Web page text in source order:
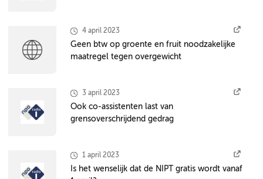
4 april 2023
Geen btw op groente en fruit noodzakelijke
maatregel tegen overgewicht
3 april 2023
Ook co-assistenten last van
grensoverschrijdend gedrag
1 april 2023
Is het wenselijk dat de NIPT gratis wordt vanaf